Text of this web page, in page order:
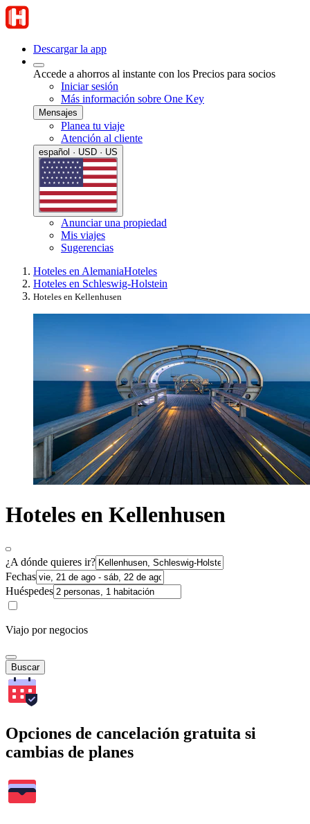
Descargar la app
Accede a ahorros al instante con los Precios para socios
Iniciar sesión
Más información sobre One Key
Mensajes
Planea tu viaje
Atención al cliente
español · USD · US
Anunciar una propiedad
Mis viajes
Sugerencias
Hoteles en AlemaniaHoteles
Hoteles en Schleswig-Holstein
Hoteles en Kellenhusen
Hoteles en Kellenhusen
¿A dónde quieres ir?
Fechas
Huéspedes
Viajo por negocios
Buscar
Opciones de cancelación gratuita si
cambias de planes